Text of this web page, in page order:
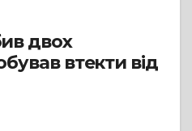
двох
втекти від